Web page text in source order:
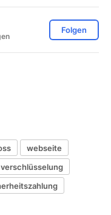
Folgen
webseite
verschlüsselung